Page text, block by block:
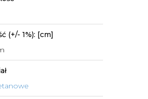
(+/- 1%): [cm]